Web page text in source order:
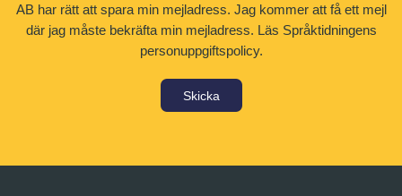
AB har rätt att spara min mejladress. Jag kommer att få ett mejl
där jag måste bekräfta min mejladress. Läs Språktidningens
personuppgiftspolicy.
Skicka